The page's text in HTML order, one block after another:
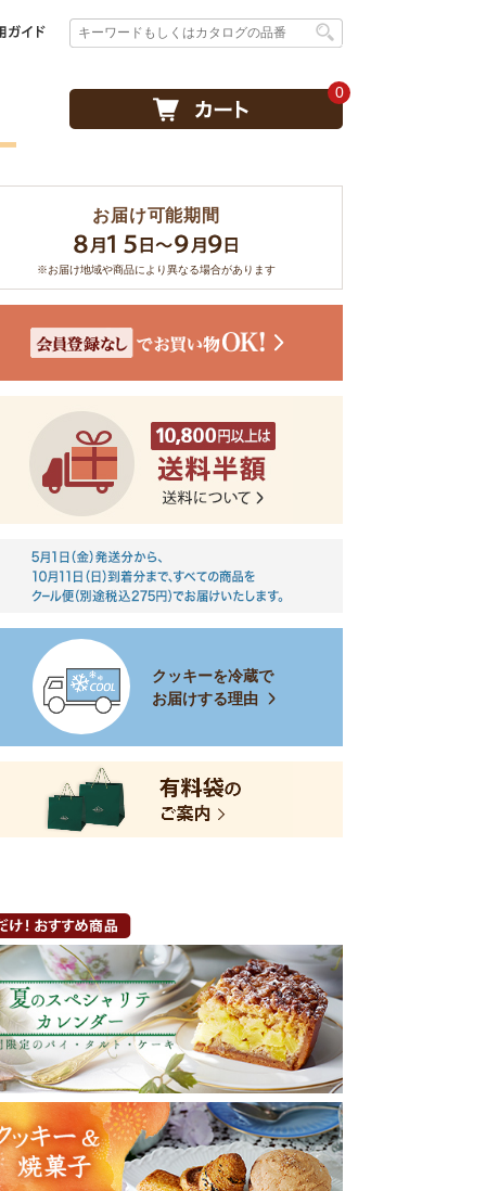
0
お届け可能期間
※お届け地域や商品により異なる場合があります
クッキーを冷蔵で
お届けする理由